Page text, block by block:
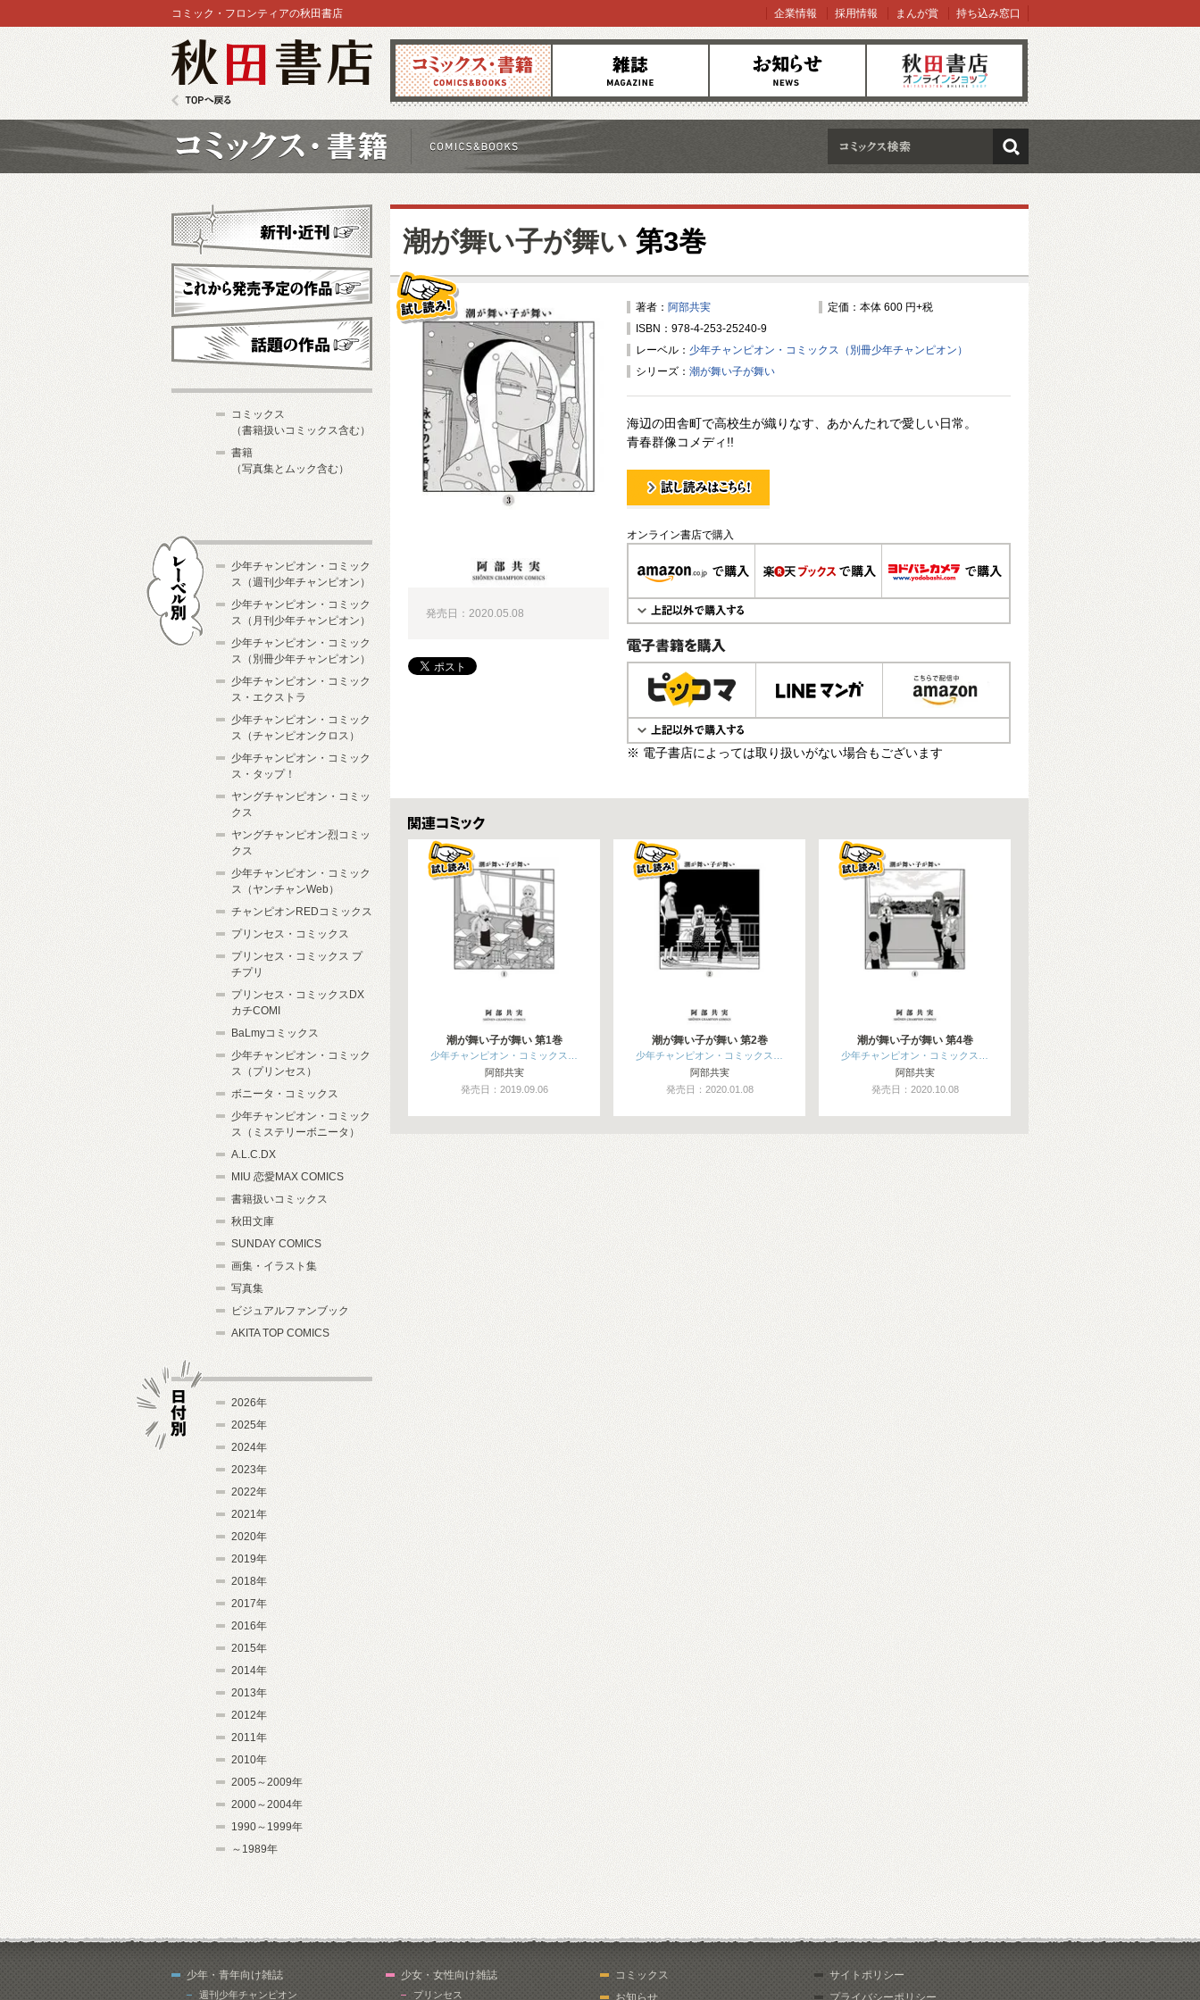
コミックス 雑誌 お知らせ オンラインショップ
コミック・フロンティアの秋田書店 企業情報 採用情報 まんが賞 持ち込み窓口
検索
潮が舞い子が舞い 第3巻
著者： 阿部共実
定価：本体 600 円+税
ISBN：978-4-253-25240-9
レーベル： 少年チャンピオン・コミックス（別冊少年チャンピオン）
シリーズ： 潮が舞い子が舞い
海辺の田舎町で高校生が織りなす、あかんたれで愛しい日常。
青春群像コメディ!!
試し読み！
オンライン書店で購入
電子書籍で購入
※ 電子書店によっては取り扱いがない場合もございます
発売日：2020.05.08
関連コミックス
潮が舞い子が舞い 第1巻
少年チャンピオン・コミックス…
阿部共実
発売日：2019.09.06
潮が舞い子が舞い 第2巻
少年チャンピオン・コミックス…
阿部共実
発売日：2020.01.08
潮が舞い子が舞い 第4巻
少年チャンピオン・コミックス…
阿部共実
発売日：2020.10.08
新刊・近刊
これから発売予定
コミックス
（書籍扱いコミックス含む）
書籍
（写真集とムック含む）
少年チャンピオン・コミック
ス（週刊少年チャンピオン）
少年チャンピオン・コミック
ス（月刊少年チャンピオン）
少年チャンピオン・コミック
ス（別冊少年チャンピオン）
少年チャンピオン・コミック
ス・エクストラ
少年チャンピオン・コミック
ス（チャンピオンクロス）
少年チャンピオン・コミック
ス・タップ！
ヤングチャンピオン・コミッ
クス
ヤングチャンピオン烈コミッ
クス
少年チャンピオン・コミック
ス（ヤンチャンWeb）
チャンピオンREDコミックス
プリンセス・コミックス
プリンセス・コミックス プ
チプリ
プリンセス・コミックスDX
カチCOMI
BaLmyコミックス
少年チャンピオン・コミック
ス（プリンセス）
ボニータ・コミックス
少年チャンピオン・コミック
ス（ミステリーボニータ）
A.L.C.DX
MIU 恋愛MAX COMICS
書籍扱いコミックス
秋田文庫
SUNDAY COMICS
画集・イラスト集
写真集
ビジュアルファンブック
AKITA TOP COMICS
2026年
2025年
2024年
2023年
2022年
2021年
2020年
2019年
2018年
2017年
2016年
2015年
2014年
2013年
2012年
2011年
2010年
2005～2009年
2000～2004年
1990～1999年
～1989年
少年・青年向け雑誌
週刊少年チャンピオン
少女・女性向け雑誌
プリンセス
コミックス
お知らせ
サイトポリシー
プライバシーポリシー